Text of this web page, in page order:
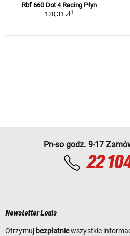
Rbf 660 Dot 4 Racing Płyn
120,31 zł1
Pn-so godz. 9-17
22
Newsletter Louis
Otrzymuj bezpłatniewszystkie